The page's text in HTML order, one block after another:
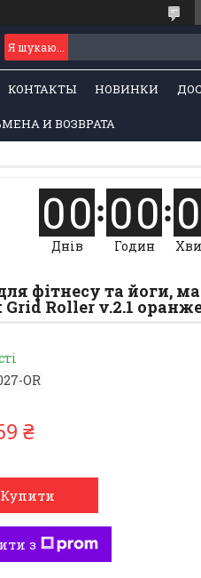
КОНТАКТЫ НОВИНКИ
И ВОЗВРАТА
00
Днів
00
Годин
0
фітнесу та йоги,
Grid Roller v.2.1
OR
₴
Купити
з